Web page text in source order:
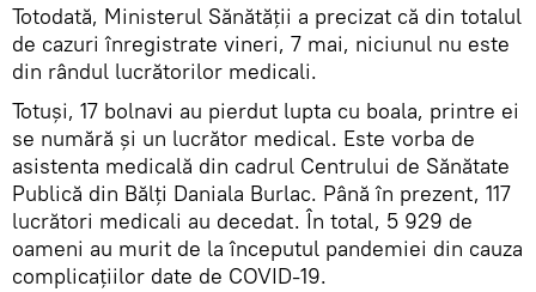
Totodată, Ministerul Sănătății a precizat că din totalul
de cazuri înregistrate vineri, 7 mai, niciunul nu este
din rândul lucrătorilor medicali.
Totuși, 17 bolnavi au pierdut lupta cu boala, printre ei
se numără și un lucrător medical. Este vorba de
asistenta medicală din cadrul Centrului de Sănătate
Publică din Bălți Daniala Burlac. Până în prezent, 117
lucrători medicali au decedat. În total, 5 929 de
oameni au murit de la începutul pandemiei din cauza
complicațiilor date de COVID-19.